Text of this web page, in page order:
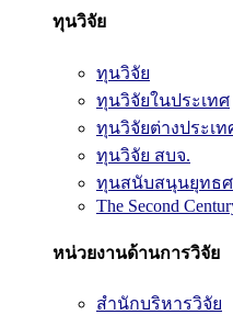
ทุนวิจัย
ทุนวิจัย
ทุนวิจัยในประเทศ
ทุนวิจัยต่างประเท
ทุนวิจัย สบจ.
ทุนสนับสนุนยุทธศ
The Second
หน่วยงานด้านการวิจัย
สำนักบริหารวิจัย